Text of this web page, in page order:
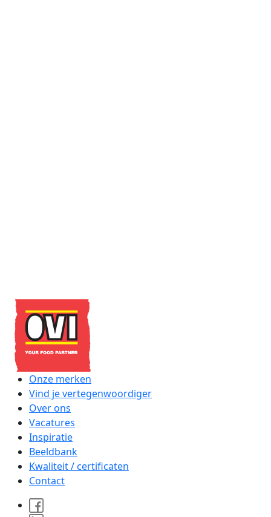
Contacteer ons
Onze merken
Vind je vertegenwoordiger
Over ons
Vacatures
Inspiratie
Beeldbank
Kwaliteit / certificaten
Contact